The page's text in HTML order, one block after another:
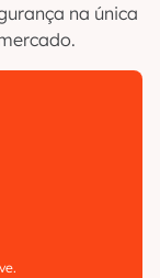
na única